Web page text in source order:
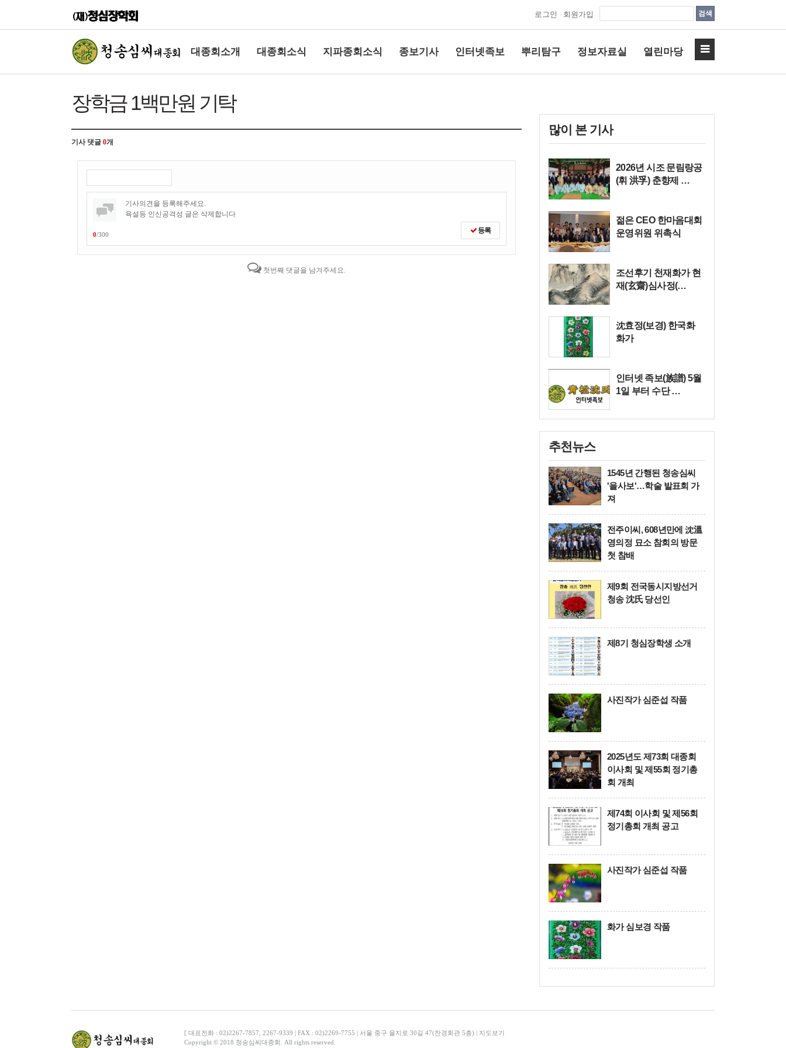
로그인 회원가입 검색
대종회소개 대종회소식 지파종회소식 종보기사 인터넷족보 뿌리탐구 정보자료실 열린마당
상단여백
장학금 1백만원 기탁
기사 댓글 0개
0/300 등록
첫번째 댓글을 남겨주세요.
많이 본 기사
2026년 시조 문림랑공
(휘 洪孚) 춘향제 …
젊은 CEO 한마음대회
운영위원 위촉식
조선후기 천재화가 현
재(玄齋)심사정(…
沈효정(보경) 한국화
화가
인터넷 족보(族譜) 5월
1일 부터 수단 …
여백
추천뉴스
1545년 간행된 청송심씨
'을사보'…학술 발표회 가
져
전주이씨, 608년만에 沈溫
영의정 묘소 참회의 방문
첫 참배
제9회 전국동시지방선거
청송 沈氏 당선인
제8기 청심장학생 소개
사진작가 심준섭 작품
2025년도 제73회 대종회
이사회 및 제55회 정기총
회 개최
제74회 이사회 및 제56회
정기총회 개최 공고
사진작가 심준섭 작품
화가 심보경 작품
[ 대표전화 : 02)2267-7857, 2267-9339 | FAX : 02)2269-7755 | 서울 중구 을지로 30길 47(찬경회관 5층) | 지도보기
Copyright © 2018 청송심씨대종회. All rights reserved.